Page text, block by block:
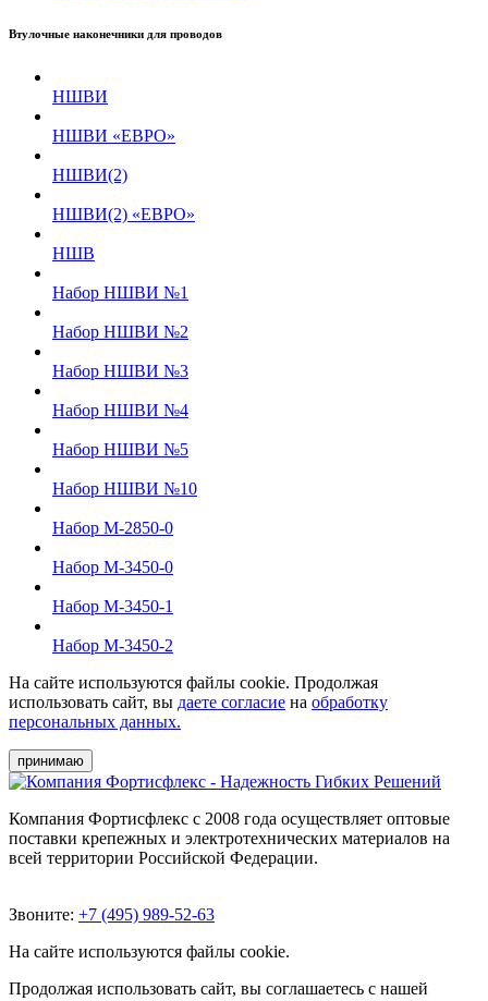
Втулочные наконечники для проводов
НШВИ
НШВИ «ЕВРО»
НШВИ(2)
НШВИ(2) «ЕВРО»
НШВ
Набор НШВИ №1
Набор НШВИ №2
Набор НШВИ №3
Набор НШВИ №4
Набор НШВИ №5
Набор НШВИ №10
Набор М-2850-0
Набор М-3450-0
Набор М-3450-1
Набор М-3450-2
На сайте используются файлы cookie. Продолжая
использовать сайт, вы даете согласие на обработку
персональных данных.
принимаю
Компания Фортисфлекс с 2008 года осуществляет оптовые
поставки крепежных и электротехнических материалов на
всей территории Российской Федерации.
Звоните: +7 (495) 989-52-63
На сайте используются файлы cookie.
Продолжая использовать сайт, вы соглашаетесь с нашей